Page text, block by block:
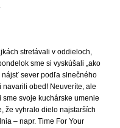
stretávali v oddieloch,
sme si vyskúšali „ako
nájsť sever podľa slnečného
obed! Neuveríte, ale
svoje kuchárske umenie
že vyhralo dielo najstarších
– napr. Time For Your